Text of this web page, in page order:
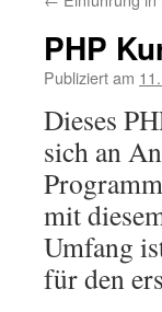
PHP
Publiziert am
Dieses
sich an
mit
Umfang
für den